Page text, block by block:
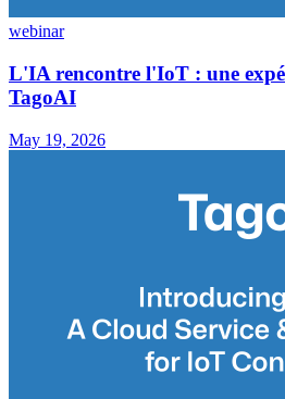
webinar
L'IA rencontre l'IoT : une
TagoAI
May 19, 2026